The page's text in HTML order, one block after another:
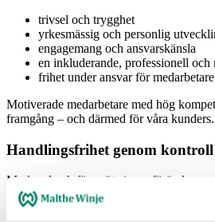
trivsel och trygghet
yrkesmässig och personlig
engagemang och ansvarskänsla
en inkluderande, professionell
frihet under ansvar för
Motiverade medarbetare med hög
framgång – och därmed för våra kunders.
Handlingsfrihet genom kontroll
Marknad och förutsättningar förändras
oss måste vi ha: